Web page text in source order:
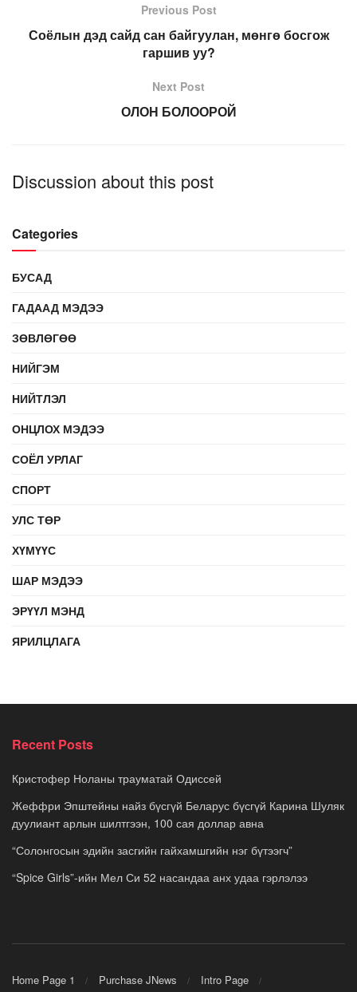
Previous Post
Соёлын дэд сайд сан байгуулан, мөнгө босгож
гаршив уу?
Next Post
ОЛОН БОЛООРОЙ
Discussion about this post
Categories
БУСАД
ГАДААД МЭДЭЭ
ЗӨВЛӨГӨӨ
НИЙГЭМ
НИЙТЛЭЛ
ОНЦЛОХ МЭДЭЭ
СОЁЛ УРЛАГ
СПОРТ
УЛС ТӨР
ХҮМҮҮС
ШАР МЭДЭЭ
ЭРҮҮЛ МЭНД
ЯРИЛЦЛАГА
Recent Posts
Кристофер Ноланы трауматай Одиссей
Жеффри Эпштейны найз бүсгүй Беларус бүсгүй Карина Шуляк
дуулиант арлын шилтгээн, 100 сая доллар авна
“Солонгосын эдийн засгийн гайхамшгийн нэг бүтээгч”
“Spice Girls”-ийн Мел Си 52 насандаа анх удаа гэрлэлээ
Home Page 1 Purchase JNews
Intro Page